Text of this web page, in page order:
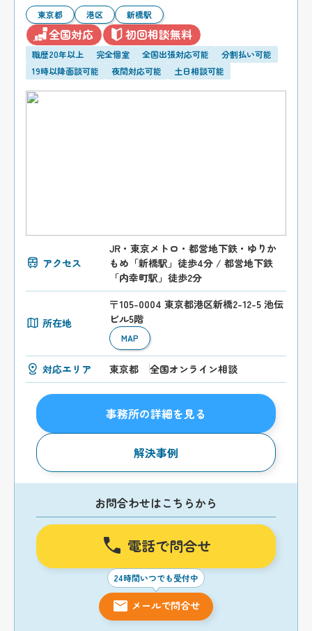
東京都 港区 新橋駅
全国対応 初回相談無料
職歴20年以上 完全個室 全国出張対応可能
分割払い可能
19時以降面談可能
夜間対応可能 土日相談可能
アクセス
JR・東京メトロ・都営地下鉄・ゆりか
もめ「新橋駅」徒歩4分 / 都営地下鉄
「内幸町駅」徒歩2分
所在地
〒105-0004 東京都港区新橋2-12-5 池伝
ビル5階
MAP
対応エリア 東京都 全国オンライン相談
事務所の詳細を見る
解決事例
お問合わせはこちらから
電話で問合せ
24時間いつでも受付中
メールで問合せ